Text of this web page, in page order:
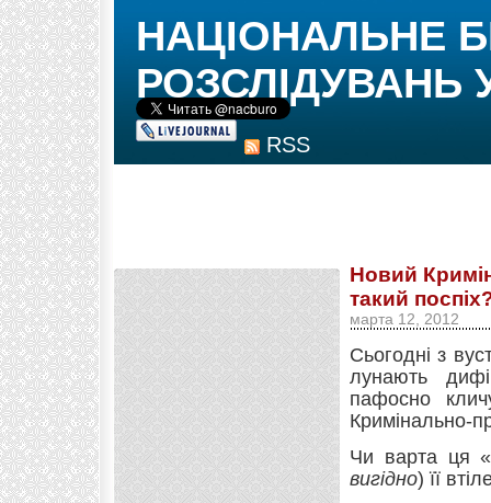
RSS
НАЦІОНАЛЬНЕ
РОЗСЛІДУВАНЬ
Новий
такий
марта 12, 2012
Сьогодні з
лунають
пафосно
Кримінально-
Чи варта ця
вигідно) її